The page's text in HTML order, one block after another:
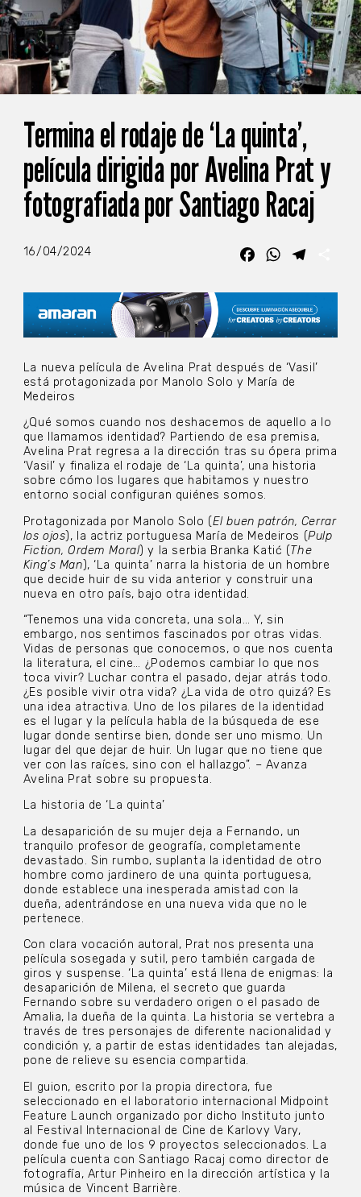
Termina el rodaje de ‘La quinta’,
película dirigida por Avelina Prat y
fotografiada por Santiago Racaj
16/04/2024 FacebookWhatsApp
La nueva película de Avelina Prat después de ‘Vasil’
está protagonizada por Manolo Solo y María de
Medeiros
¿Qué somos cuando nos deshacemos de aquello a lo
que llamamos identidad? Partiendo de esa premisa,
Avelina Prat regresa a la dirección tras su ópera prima
‘Vasil’ y finaliza el rodaje de ‘La quinta’, una historia
sobre cómo los lugares que habitamos y nuestro
entorno social configuran quiénes somos.
Protagonizada por Manolo Solo (El buen patrón, Cerrar
los ojos), la actriz portuguesa María de Medeiros (Pulp
Fiction, Ordem Moral) y la serbia Branka Katić (The
King’s Man), ‘La quinta’ narra la historia de un hombre
que decide huir de su vida anterior y construir una
nueva en otro país, bajo otra identidad.
“Tenemos una vida concreta, una sola… Y, sin
embargo, nos sentimos fascinados por otras vidas.
Vidas de personas que conocemos, o que nos cuenta
la literatura, el cine… ¿Podemos cambiar lo que nos
toca vivir? Luchar contra el pasado, dejar atrás todo.
¿Es posible vivir otra vida? ¿La vida de otro quizá? Es
una idea atractiva. Uno de los pilares de la identidad
es el lugar y la película habla de la búsqueda de ese
lugar donde sentirse bien, donde ser uno mismo. Un
lugar del que dejar de huir. Un lugar que no tiene que
ver con las raíces, sino con el hallazgo”. – Avanza
Avelina Prat sobre su propuesta.
La historia de ‘La quinta’
La desaparición de su mujer deja a Fernando, un
tranquilo profesor de geografía, completamente
devastado. Sin rumbo, suplanta la identidad de otro
hombre como jardinero de una quinta portuguesa,
donde establece una inesperada amistad con la
dueña, adentrándose en una nueva vida que no le
pertenece.
Con clara vocación autoral, Prat nos presenta una
película sosegada y sutil, pero también cargada de
giros y suspense. ‘La quinta’ está llena de enigmas: la
desaparición de Milena, el secreto que guarda
Fernando sobre su verdadero origen o el pasado de
Amalia, la dueña de la quinta. La historia se vertebra a
través de tres personajes de diferente nacionalidad y
condición y, a partir de estas identidades tan alejadas,
pone de relieve su esencia compartida.
El guion, escrito por la propia directora, fue
seleccionado en el laboratorio internacional Midpoint
Feature Launch organizado por dicho Instituto junto
al Festival Internacional de Cine de Karlovy Vary,
donde fue uno de los 9 proyectos seleccionados. La
película cuenta con Santiago Racaj como director de
fotografía, Artur Pinheiro en la dirección artística y la
música de Vincent Barrière.